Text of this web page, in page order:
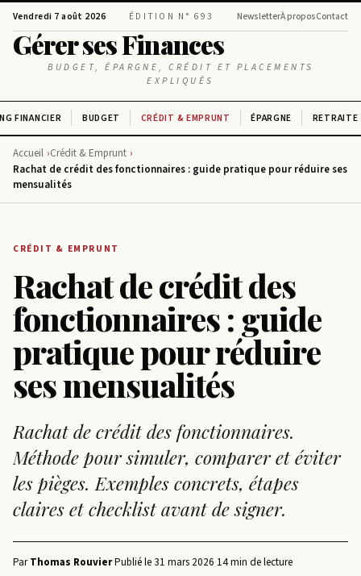
Vendredi 7 août 2026 ÉDITION N° 693 NewsletterÀ proposContact
Gérer ses Finances
BUDGET, ÉPARGNE, CRÉDIT ET PLACEMENTS
EXPLIQUÉS
FINANCIER BUDGET CRÉDIT & EMPRUNT ÉPARGNE RETRAITE
Accueil Crédit & Emprunt
Rachat de crédit des fonctionnaires : guide pratique pour réduire ses
mensualités
CRÉDIT & EMPRUNT
Rachat de crédit des
fonctionnaires : guide
pratique pour réduire
ses mensualités
Rachat de crédit des fonctionnaires.
Méthode pour simuler, comparer et éviter
les pièges. Exemples concrets, étapes
claires et checklist avant de signer.
ParThomas Rouvier·Publié le 31 mars 2026·14 min de lecture